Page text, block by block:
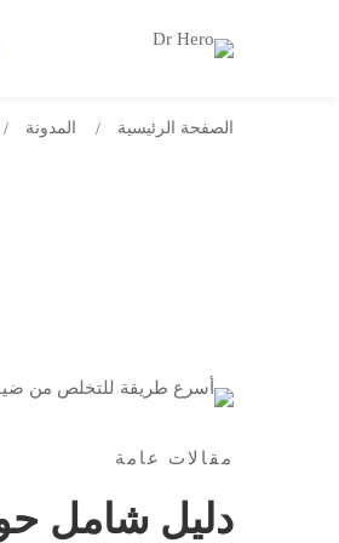
الصفحة الرئيسية المدونة
دليل
شامل
حول
مقالات عامة
دليل شامل